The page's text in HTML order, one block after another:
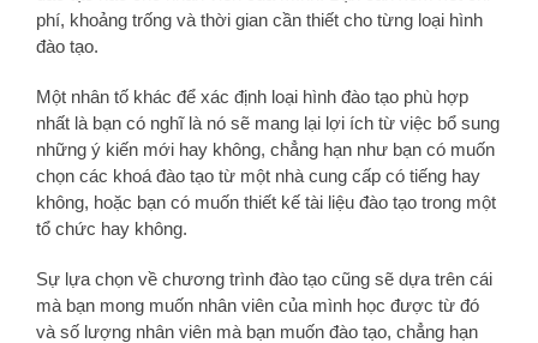
phí, khoảng trống và thời gian cần thiết cho từng loại hình
đào tạo.
Một nhân tố khác để xác định loại hình đào tạo phù hợp
nhất là bạn có nghĩ là nó sẽ mang lại lợi ích từ việc bổ sung
những ý kiến mới hay không, chẳng hạn như bạn có muốn
chọn các khoá đào tạo từ một nhà cung cấp có tiếng hay
không, hoặc bạn có muốn thiết kế tài liệu đào tạo trong một
tổ chức hay không.
Sự lựa chọn về chương trình đào tạo cũng sẽ dựa trên cái
mà bạn mong muốn nhân viên của mình học được từ đó
và số lượng nhân viên mà bạn muốn đào tạo, chẳng hạn